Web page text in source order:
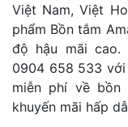
Việt Nam, Việt
phẩm Bồn tắm
độ hậu mãi cao.
0904 658 533
miễn phí về bồn
khuyến mãi hấp